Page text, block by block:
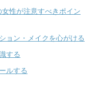
性が注意すべきポイン
ョン・メイクを心がける
する
ルする